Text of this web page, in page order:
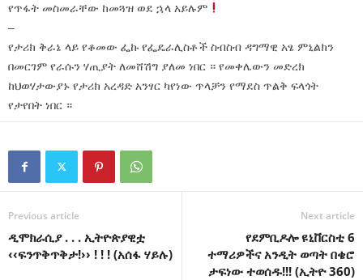
የጥፋት መስመራቸው ከመጓዝ ወደ ኋላ አይሉም
–
የታሪክ ቅራኔ ላይ የቆመው ፌኩ የፌዴራሊስቶች ስብስብ ዳግማዊ አፄ ምኒልክን
በመርገም የራሱን ሃጢያት ለመሸሽግ ያለመ ነበር ። የመቀሌውን መድረክ
ከህወሃታውያኑ የታሪክ አረዳድ አንፃር ካየነው ጥላቻን የማደስ ጥልቅ ፍላጎት
የታየበት ነበር ።
Previous article
ዲሞክራሲያ . . . ኢትዮጵያዊቷ
‹‹ፍንጥቅጥቅታ!›› ! ! ! (አሰፋ ሃይሉ)
Next article
የደምቢዶሎ ዩኒቨርስቲ 6
ተማሪዎችና አንዲት ወጣት በቄሮ
ታፍነው ተወሰዱ!!! (ኢትዮ 360)